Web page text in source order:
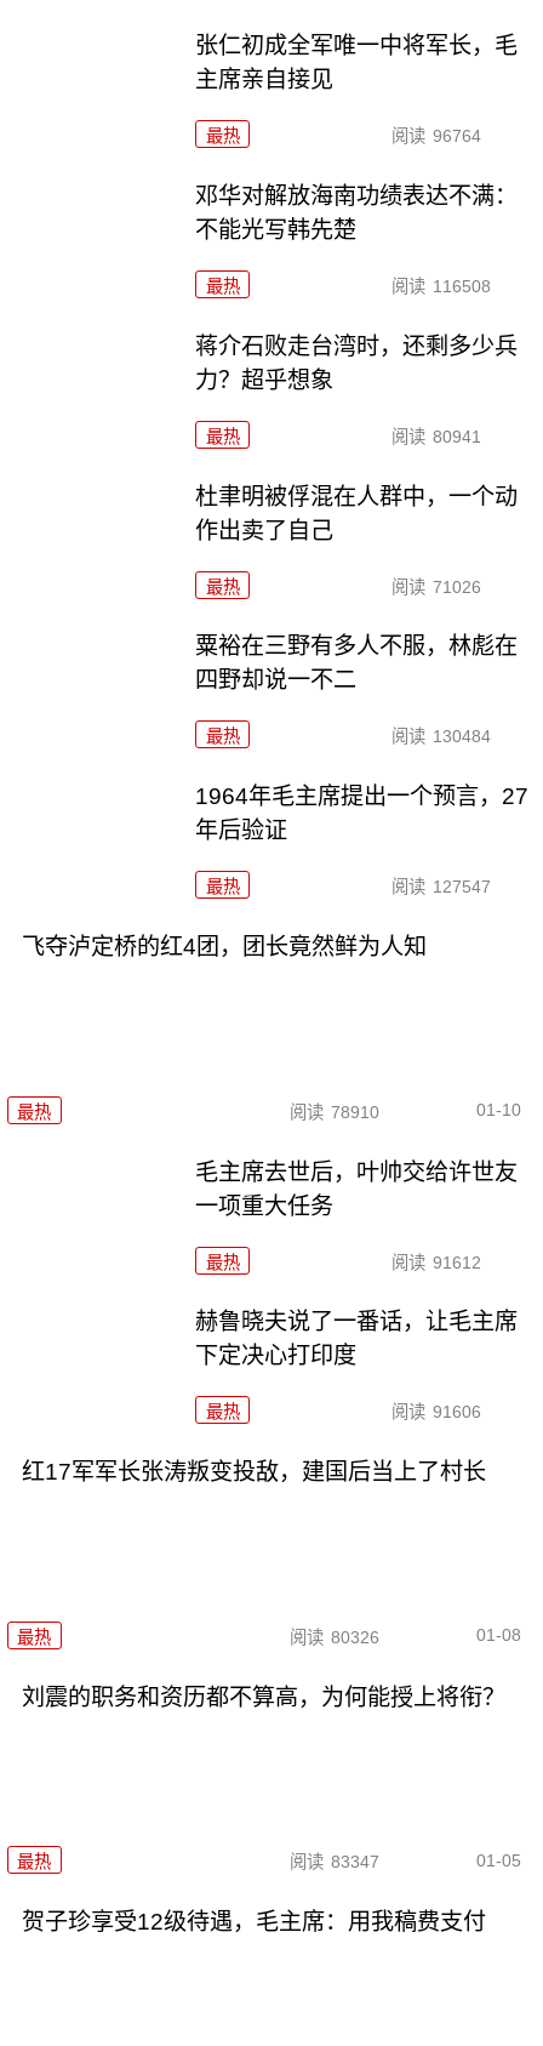
张仁初成全军唯一中将军长，毛
主席亲自接见
最热 阅读 96764
邓华对解放海南功绩表达不满：
不能光写韩先楚
最热 阅读 116508
蒋介石败走台湾时，还剩多少兵
力？超乎想象
最热 阅读 80941
杜聿明被俘混在人群中，一个动
作出卖了自己
最热 阅读 71026
粟裕在三野有多人不服，林彪在
四野却说一不二
最热 阅读 130484
1964年毛主席提出一个预言，27
年后验证
最热 阅读 127547
飞夺泸定桥的红4团，团长竟然鲜为人知
最热 阅读 78910 01-10
毛主席去世后，叶帅交给许世友
一项重大任务
最热 阅读 91612
赫鲁晓夫说了一番话，让毛主席
下定决心打印度
最热 阅读 91606
红17军军长张涛叛变投敌，建国后当上了村长
最热 阅读 80326 01-08
刘震的职务和资历都不算高，为何能授上将衔？
最热 阅读 83347 01-05
贺子珍享受12级待遇，毛主席：用我稿费支付